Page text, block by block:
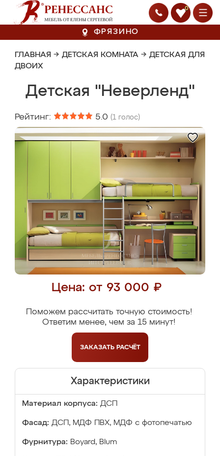
0
ФРЯЗИНО
ГЛАВНАЯ → ДЕТСКАЯ КОМНАТА → ДЕТСКАЯ ДЛЯ
ДВОИХ
Детская "Неверленд"
Рейтинг: 5.0 (1 голос)
Цена: от 93 000 ₽
Поможем рассчитать точную стоимость!
Ответим менее, чем за 15 минут!
ЗАКАЗАТЬ РАСЧЁТ
Характеристики
Материал корпуса: ДСП
Фасад: ДСП, МДФ ПВХ, МДФ с фотопечатью
Фурнитура: Boyard, Blum